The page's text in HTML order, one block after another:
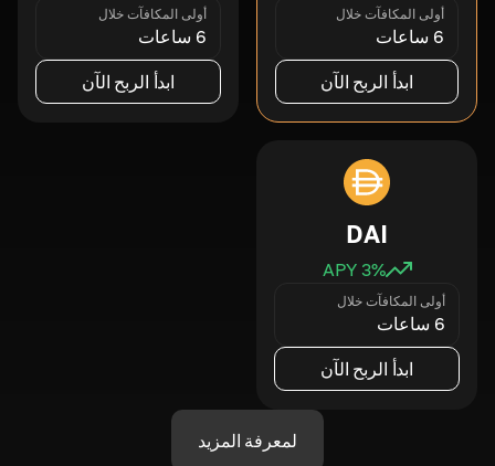
أولى المكافآت خلال
6 ساعات
ابدأ الربح الآن
أولى المكافآت خلال
6 ساعات
ابدأ الربح الآن
DAI
3% APY
أولى المكافآت خلال
6 ساعات
ابدأ الربح الآن
لمعرفة المزيد